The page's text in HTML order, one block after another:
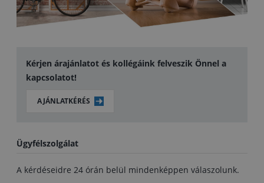
Kérjen árajánlatot és kollégáink felveszik Önnel a
kapcsolatot!
AJÁNLATKÉRÉS
Ügyfélszolgálat
A kérdéseidre 24 órán belül mindenképpen válaszolunk.